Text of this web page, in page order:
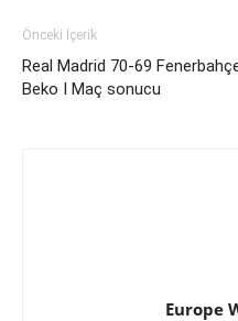
Önceki İçerik
Real Madrid 70-69
Beko I Maç sonucu
Europe